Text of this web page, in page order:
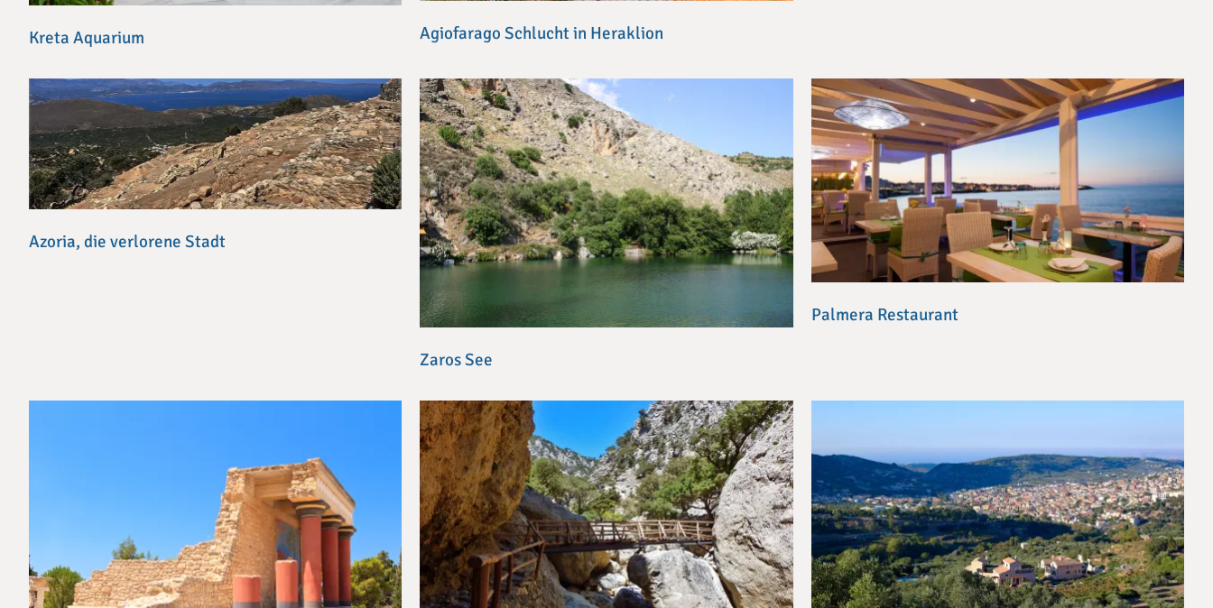
Kreta Aquarium Agiofarago Schlucht in Heraklion
Azoria, die verlorene Stadt
Zaros See
Palmera Restaurant